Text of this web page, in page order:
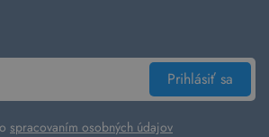
Prihlásiť sa
spracovaním osobných údajov